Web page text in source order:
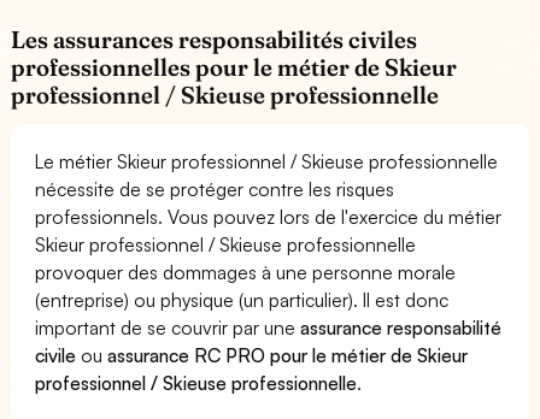
Les assurances responsabilités civiles
professionnelles pour le métier de Skieur
professionnel / Skieuse professionnelle
Le métier Skieur professionnel / Skieuse professionnelle
nécessite de se protéger contre les risques
professionnels. Vous pouvez lors de l'exercice du métier
Skieur professionnel / Skieuse professionnelle
provoquer des dommages à une personne morale
(entreprise) ou physique (un particulier). Il est donc
important de se couvrir par uneassurance responsabilité
civile ouassurance RC PRO pour le métier de Skieur
professionnel / Skieuse professionnelle.